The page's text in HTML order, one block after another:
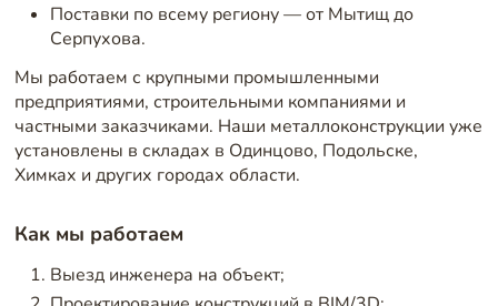
Поставки по всему региону — от Мытищ до
Серпухова.
Мы работаем с крупными промышленными
предприятиями, строительными компаниями и
частными заказчиками. Наши металлоконструкции уже
установлены в складах в Одинцово, Подольске,
Химках и других городах области.
Как мы работаем
Выезд инженера на объект;